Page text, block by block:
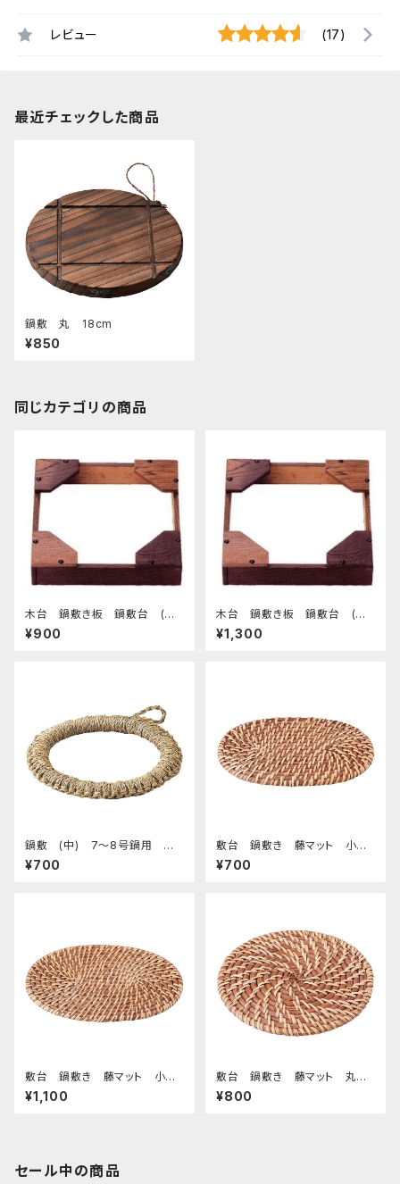
レビュー (17)
最近チェックした商品
鍋敷 丸 18cm
¥850
同じカテゴリの商品
木台 鍋敷き板 鍋敷台 (小)
¥900
木台 鍋敷き板 鍋敷台 (大)
¥1,300
鍋敷 (中) 7～8号鍋用 イ
草
¥700
敷台 鍋敷き 藤マット 小
判 20
¥700
敷台 鍋敷き 藤マット 小
判 26
¥1,100
敷台 鍋敷き 藤マット 丸 1
6
¥800
セール中の商品